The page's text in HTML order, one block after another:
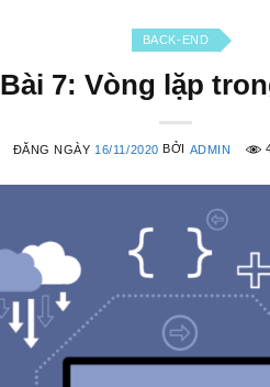
BACK-END
Bài 7: Vòng lặp
ĐĂNG NGÀY 16/11/2020 BỞI ADMIN